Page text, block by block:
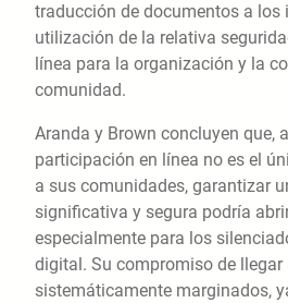
traducción de documentos a los
utilización de la relativa
línea para la organización y la
comunidad.
Aranda y Brown concluyen que,
participación en línea no es el
a sus comunidades, garantizar
significativa y segura podría
especialmente para los
digital. Su compromiso de llegar
sistemáticamente marginados,